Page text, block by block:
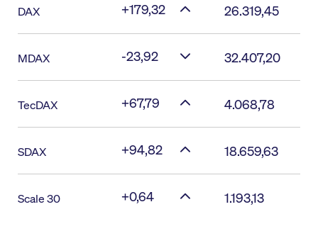
DAX +179,32 26.319,45
MDAX -23,92 32.407,20
TecDAX +67,79 4.068,78
SDAX +94,82 18.659,63
Scale 30 +0,64 1.193,13